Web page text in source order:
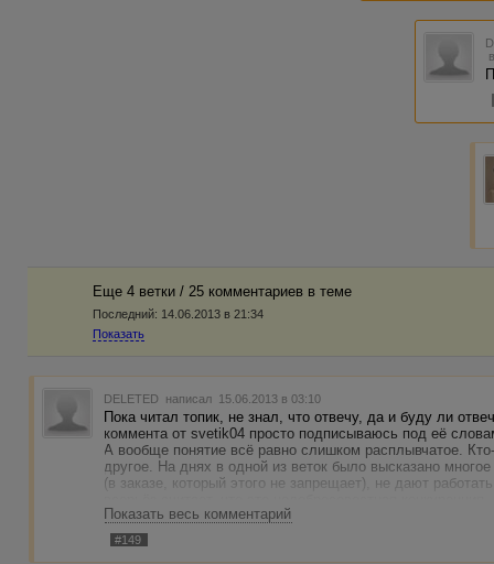
Еще 4 ветки / 25 комментариев в темe
Последний: 14.06.2013 в 21:34
Показать
DELETED написал 15.06.2013 в 03:10
Пока читал топик, не знал, что отвечу, да и буду ли
коммента от svetik04 просто подписываюсь под её
А вообще понятие всё равно слишком расплывчатое.
другое. На днях в одной из веток было высказано
(в заказе, который этого не запрещает), не дают
Показать весь комментарий
#149